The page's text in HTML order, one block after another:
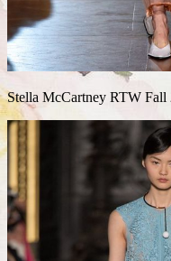
Stella McCartney RTW Fall